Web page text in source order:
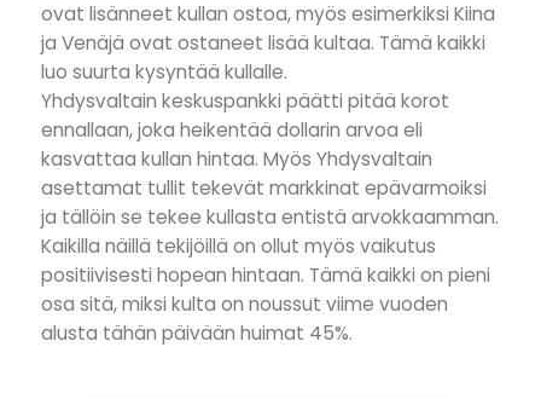
ovat lisänneet kullan ostoa, myös esimerkiksi Kiina
ja Venäjä ovat ostaneet lisää kultaa. Tämä kaikki
luo suurta kysyntää kullalle.
Yhdysvaltain keskuspankki päätti pitää korot
ennallaan, joka heikentää dollarin arvoa eli
kasvattaa kullan hintaa. Myös Yhdysvaltain
asettamat tullit tekevät markkinat epävarmoiksi
ja tällöin se tekee kullasta entistä arvokkaamman.
Kaikilla näillä tekijöillä on ollut myös vaikutus
positiivisesti hopean hintaan. Tämä kaikki on pieni
osa sitä, miksi kulta on noussut viime vuoden
alusta tähän päivään huimat 45%.